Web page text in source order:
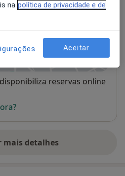
o mapa
abre num novo separador
reservas online
mais detalhes
sobre o endereço
na política de privacidade e de
Aceitar